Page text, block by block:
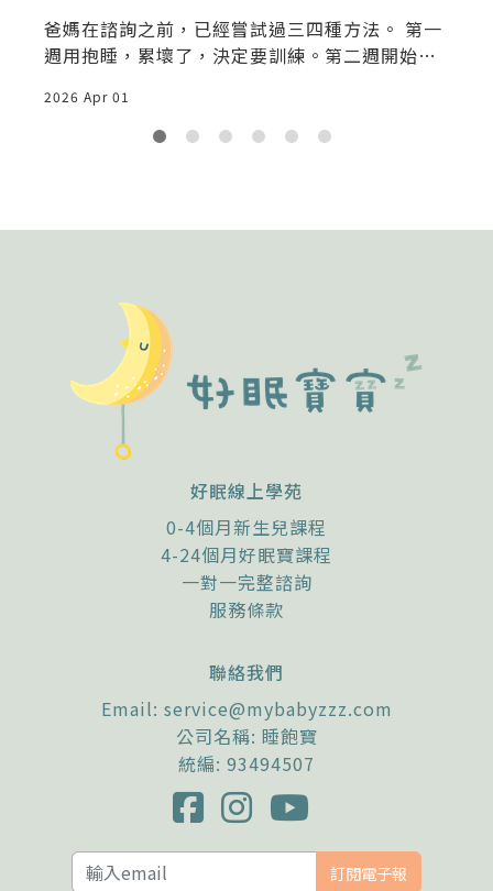
爸媽在諮詢之前，已經嘗試過三四種方法。 第一
週用抱睡，累壞了，決定要訓練。第二週開始讓
看到一篇文章說親密育兒對依附關係最好，又覺
得自己之前做錯了。 這些媽媽會問：「到底哪一
2026 Apr 01
好眠線上學苑
0-4個月新生兒課程
4-24個月好眠寶課程
一對一完整諮詢
服務條款
聯絡我們
Email: service@mybabyzzz.com
公司名稱: 睡飽寶
統編: 93494507
訂閱電子報